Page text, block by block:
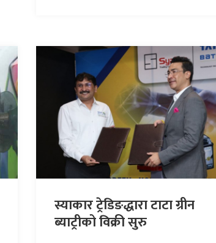
स्याकार ट्रेडिङद्धारा टाटा ग्रीन
ब्याट्रीको विक्री सुरु